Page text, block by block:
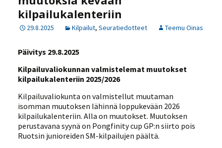
kilpailukalenteriin
29.8.2025 Kilpailut, Seuratiedotteet Teemu Oinas
Päivitys 29.8.2025
Kilpailuvaliokunnan valmistelemat muutokset
kilpailukalenteriin 2025/2026
Kilpailuvaliokunta on valmistellut muutaman
isomman muutoksen lähinnä loppukevään 2026
kilpailukalenteriin. Alla on muutokset. Muutoksen
perustavana syynä on Pongfinity cup GP:n siirto pois
Ruotsin junioreiden SM-kilpailujen päältä.